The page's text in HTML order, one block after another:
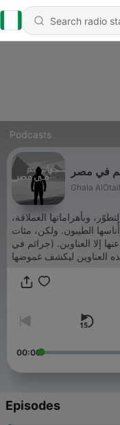
Podcasts
في مصر
Ghala
وبأهراماتها العملاقة،
الطيبون. ولكن، مئات
إلا العناوين. (جرائم في
العناوين ليكشف غموضها
00:00
Episodes